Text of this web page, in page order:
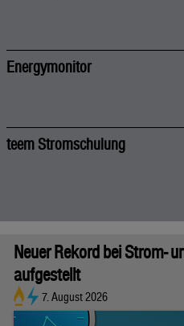
Energymonitor
teem Stromschulung
Neuer Rekord bei Strom-
aufgestellt
7. August 2026